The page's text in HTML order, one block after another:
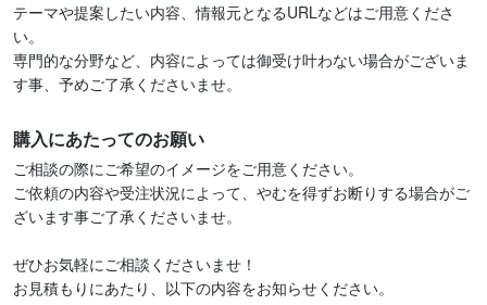
テーマや提案したい内容、情報元となるURLなどはご用意くださ
い。
専門的な分野など、内容によっては御受け叶わない場合がございま
す事、予めご了承くださいませ。
購入にあたってのお願い
ご相談の際にご希望のイメージをご用意ください。
ご依頼の内容や受注状況によって、やむを得ずお断りする場合がご
ざいます事ご了承くださいませ。
ぜひお気軽にご相談くださいませ！
お見積もりにあたり、以下の内容をお知らせください。